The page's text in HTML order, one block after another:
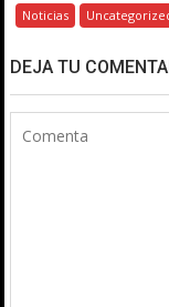
Noticias
DEJA TU